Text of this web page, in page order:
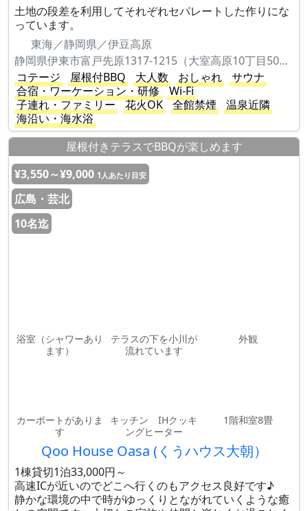
土地の段差を利用してそれぞれセパレートした作りにな
っています。
東海／静岡県／伊豆高原
静岡県伊東市富戸先原1317-1215（大室高原10丁目506）
コテージ
屋根付BBQ 大人数 おしゃれ
サウナ
合宿・ワーケーション・研修
Wi-Fi
子連れ・ファミリー
花火OK 全館禁煙
温泉近隣
海沿い・海水浴
屋根付きテラスでBBQが楽しめます
¥3,550～¥9,000 1人あたり目安
広島・芸北
10名迄
浴室（シャワーあり
ます）
テラスの下を小川が
流れています
外観
カーポートがありま
す
キッチン IHクッキ
ングヒーター
1階和室8畳
Qoo House Oasa (くうハウス大朝）
1棟貸切1泊33,000円～
高速ICが近いのでどこへ行くのもアクセス良好です♪
静かな環境の中で時がゆっくりとながれていくような癒